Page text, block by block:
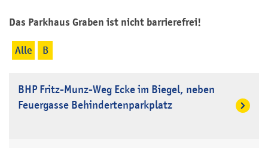
Das Parkhaus Graben ist nicht barrierefrei!
Alle B
BHP Fritz-Munz-Weg Ecke im Biegel, neben
Feuergasse Behindertenparkplatz